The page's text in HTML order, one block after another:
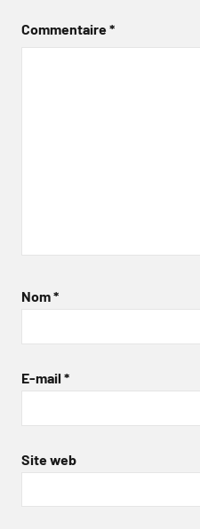
Commentaire*
Nom*
E-mail *
Site web